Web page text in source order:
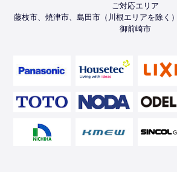
ご対応エリア
藤枝市、焼津市、島田市（川根エリアを除く
御前崎市